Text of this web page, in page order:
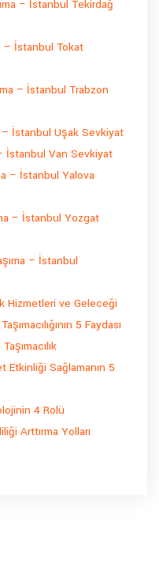
– İstanbul Tekirdağ
– İstanbul Tokat
– İstanbul Trabzon
– İstanbul Uşak Sevkiyat
İstanbul Van Sevkiyat
– İstanbul Yalova
– İstanbul Yozgat
– İstanbul
Hizmetleri ve Geleceği
5 Faydası
Etkinliği Sağlamanın 5
4 Rolü
Arttırma Yolları